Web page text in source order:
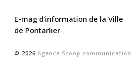
E-mag d’information de la Ville
de Pontarlier
© 2026 Agence Scoop communication